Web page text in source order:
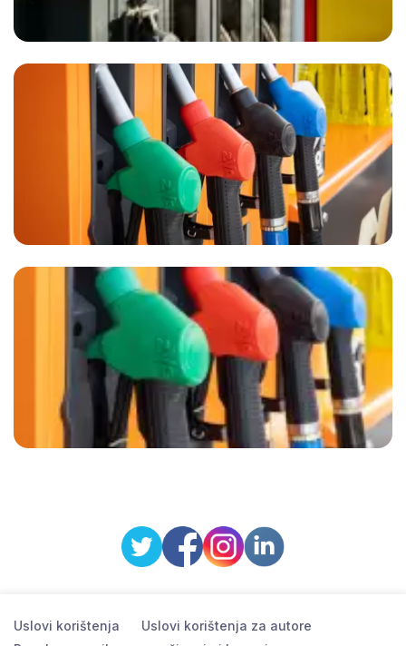
Uslovi korištenja
Uslovi korištenja za autore